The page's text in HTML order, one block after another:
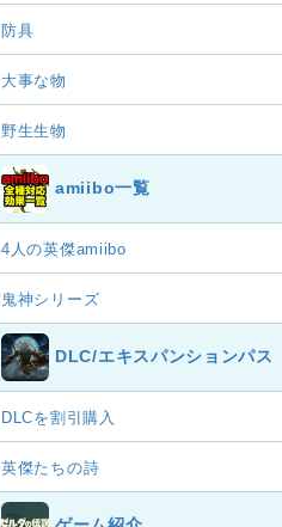
防具
大事な物
野生生物
amiibo一覧
4人の英傑amiibo
鬼神シリーズ
DLC/エキスパンションパス
DLCを割引購入
英傑たちの詩